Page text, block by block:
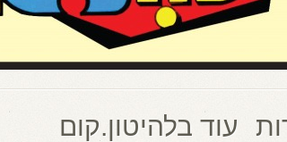
עוד בלהיטון.קום